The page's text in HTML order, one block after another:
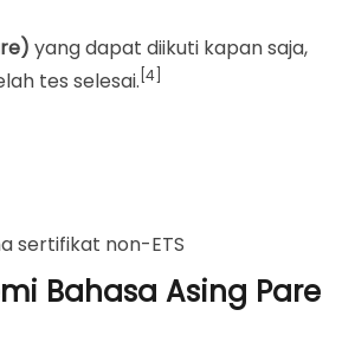
yang dapat diikuti kapan saja,
tes selesai. [4]
sertifikat non-ETS
Bahasa Asing Pare